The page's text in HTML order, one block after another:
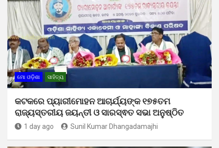
ମୋ ଓଡ଼ିଶା ସାହିତ୍ୟ
କଟକରେ ପ୍ୟାରୀମୋହନ ଆଚାର୍ଯ୍ୟଙ୍କ ୧୭୫ତମ
ରାଜ୍ୟସ୍ତରୀୟ ଜୟନ୍ତୀ ଓ ସାରସ୍ଵତ ସଭା ଅନୁଷ୍ଠିତ
1 day ago Sunil Kumar Dhangadamajhi